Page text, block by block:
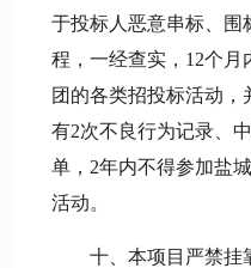
于投标人恶意串标、围
程，一经查实，12个
团的各类招投标活动
有2次不良行为记录、
单，2年内不得参加盐
活动。
十、本项目严禁挂